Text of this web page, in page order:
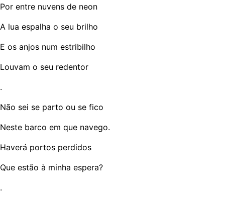
Por entre nuvens de neon
A lua espalha o seu brilho
E os anjos num estribilho
Louvam o seu redentor
.
Não sei se parto ou se fico
Neste barco em que navego.
Haverá portos perdidos
Que estão à minha espera?
.